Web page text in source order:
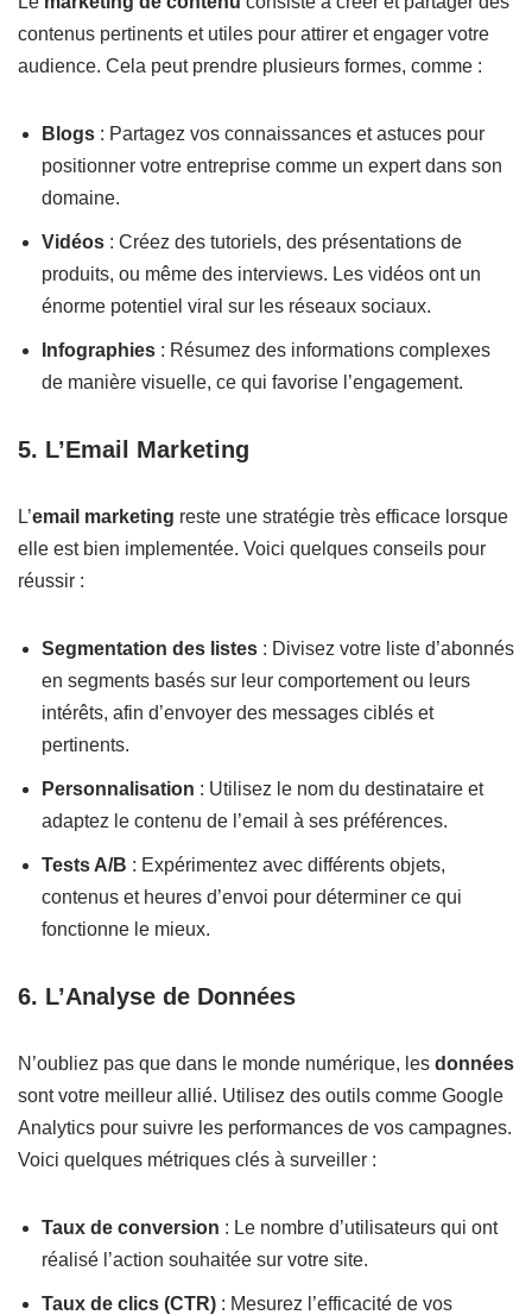
contenus pertinents et utiles pour attirer et engager votre
audience. Cela peut prendre plusieurs formes, comme :
Blogs : Partagez vos connaissances et astuces pour
positionner votre entreprise comme un expert dans son
domaine.
Vidéos : Créez des tutoriels, des présentations de
produits, ou même des interviews. Les vidéos ont un
énorme potentiel viral sur les réseaux sociaux.
Infographies : Résumez des informations complexes
de manière visuelle, ce qui favorise l’engagement.
5. L’Email Marketing
L’email marketing reste une stratégie très efficace lorsque
elle est bien implementée. Voici quelques conseils pour
réussir :
Segmentation des listes : Divisez votre liste d’abonnés
en segments basés sur leur comportement ou leurs
intérêts, afin d’envoyer des messages ciblés et
pertinents.
Personnalisation : Utilisez le nom du destinataire et
adaptez le contenu de l’email à ses préférences.
Tests A/B : Expérimentez avec différents objets,
contenus et heures d’envoi pour déterminer ce qui
fonctionne le mieux.
6. L’Analyse de Données
N’oubliez pas que dans le monde numérique, les données
sont votre meilleur allié. Utilisez des outils comme Google
Analytics pour suivre les performances de vos campagnes.
Voici quelques métriques clés à surveiller :
Taux de conversion : Le nombre d’utilisateurs qui ont
réalisé l’action souhaitée sur votre site.
Taux de clics (CTR) : Mesurez l’efficacité de vos